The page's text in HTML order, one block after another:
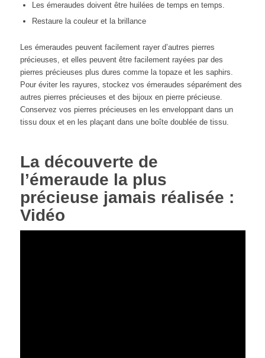
Les émeraudes doivent être huilées de temps en temps.
Restaure la couleur et la brillance
Les émeraudes peuvent facilement rayer d’autres pierres
précieuses, et elles peuvent être facilement rayées par des
pierres précieuses plus dures comme la topaze et les saphirs.
Pour éviter les rayures, stockez vos émeraudes séparément des
autres pierres précieuses et des bijoux en pierre précieuse.
Conservez vos pierres précieuses en les enveloppant dans un
tissu doux et en les plaçant dans une boîte doublée de tissu.
La découverte de
l’émeraude la plus
précieuse jamais réalisée :
Vidéo